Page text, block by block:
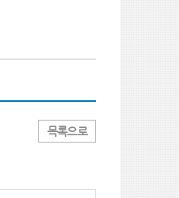
목록으로